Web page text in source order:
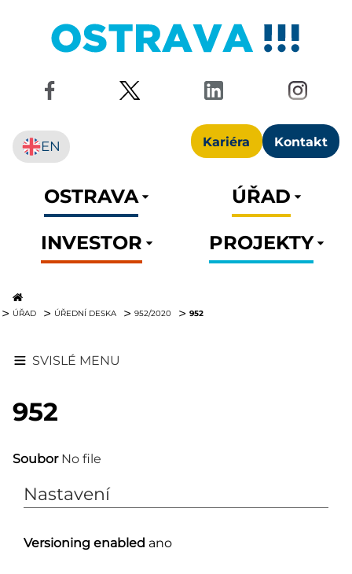
Kariéra Kontakt
EN
OSTRAVA
ÚŘAD
INVESTOR
PROJEKTY
ÚŘAD ÚŘEDNÍ DESKA 952/2020 952
SVISLÉ MENU
952
Soubor No file
Nastavení
Versioning enabled ano